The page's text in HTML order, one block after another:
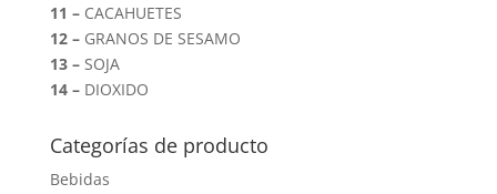
11 –CACAHUETES
12 –GRANOS DE SESAMO
13 –SOJA
14 –DIOXIDO
Categorías de producto
Bebidas